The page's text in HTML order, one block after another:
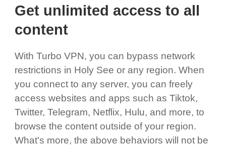
Get unlimited access to all
content
With Turbo VPN, you can bypass network
restrictions in Holy See or any region. When
you connect to any server, you can freely
access websites and apps such as Tiktok,
Twitter, Telegram, Netflix, Hulu, and more, to
browse the content outside of your region.
What's more, the above behaviors will not be